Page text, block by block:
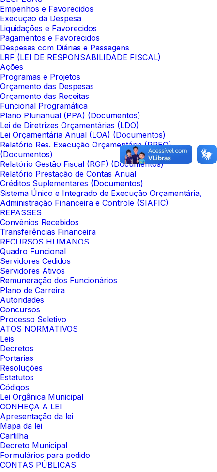
Empenhos e Favorecidos
Execução da Despesa
Liquidações e Favorecidos
Pagamentos e Favorecidos
Despesas com Diárias e Passagens
LRF (LEI DE RESPONSABILIDADE FISCAL)
Ações
Programas e Projetos
Orçamento das Despesas
Orçamento das Receitas
Funcional Programática
Plano Plurianual (PPA) (Documentos)
Lei de Diretrizes Orçamentárias (LDO)
Lei Orçamentária Anual (LOA) (Documentos)
Relatório Res. Execução Orçamentária (RREO)
(Documentos)
Relatório Gestão Fiscal (RGF) (Documentos)
Relatório Prestação de Contas Anual
Créditos Suplementares (Documentos)
Sistema Único e Integrado de Execução Orçamentária,
Administração Financeira e Controle (SIAFIC)
REPASSES
Convênios Recebidos
Transferências Financeira
RECURSOS HUMANOS
Quadro Funcional
Servidores Cedidos
Servidores Ativos
Remuneração dos Funcionários
Plano de Carreira
Autoridades
Concursos
Processo Seletivo
ATOS NORMATIVOS
Leis
Decretos
Portarias
Resoluções
Estatutos
Códigos
Lei Orgânica Municipal
CONHEÇA A LEI
Apresentação da lei
Mapa da lei
Cartilha
Decreto Municipal
Formulários para pedido
CONTAS PÚBLICAS